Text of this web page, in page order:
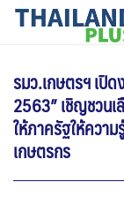
Skip
รมว.เกษตรฯ เปิด
2563” เชิญชวน
ให้ภาครัฐให้ความ
เกษตรกร